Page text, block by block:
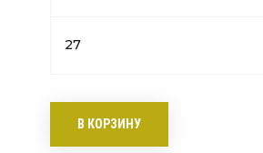
27
В КОРЗИНУ